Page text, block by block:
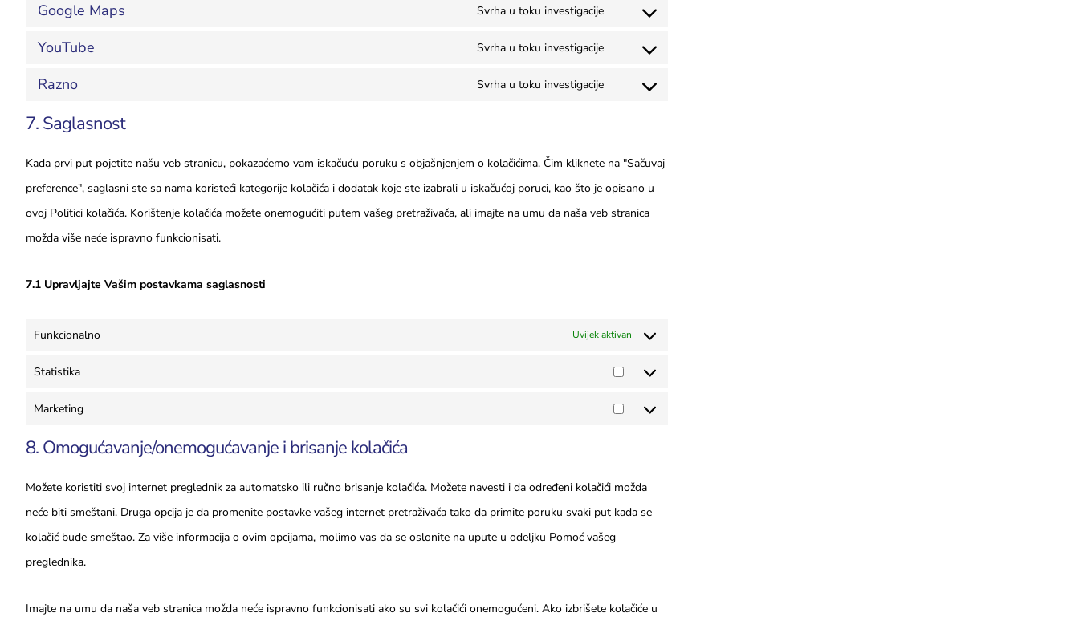
Google Maps Svrha u toku investigacije
YouTube Svrha u toku investigacije
Razno Svrha u toku investigacije
7. Saglasnost
Kada prvi put pojetite našu veb stranicu, pokazaćemo vam iskačuću poruku s objašnjenjem o kolačićima. Čim kliknete na "Sačuvaj
preference", saglasni ste sa nama koristeći kategorije kolačića i dodatak koje ste izabrali u iskačućoj poruci, kao što je opisano u
ovoj Politici kolačića. Korištenje kolačića možete onemogućiti putem vašeg pretraživača, ali imajte na umu da naša veb stranica
možda više neće ispravno funkcionisati.
7.1 Upravljajte Vašim postavkama saglasnosti
Funkcionalno Uvijek aktivan
Statistika
Marketing
8. Omogućavanje/onemogućavanje i brisanje kolačića
Možete koristiti svoj internet preglednik za automatsko ili ručno brisanje kolačića. Možete navesti i da određeni kolačići možda
neće biti smeštani. Druga opcija je da promenite postavke vašeg internet pretraživača tako da primite poruku svaki put kada se
kolačić bude smeštao. Za više informacija o ovim opcijama, molimo vas da se oslonite na upute u odeljku Pomoć vašeg
preglednika.
Imajte na umu da naša veb stranica možda neće ispravno funkcionisati ako su svi kolačići onemogućeni. Ako izbrišete kolačiće u